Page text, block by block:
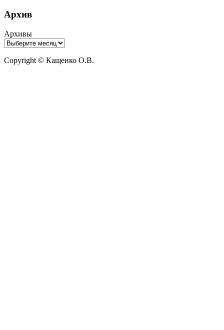
Архив
Архивы
Copyright © Кащенко О.В.